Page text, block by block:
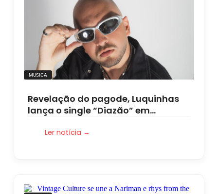
MUSICA
Revelação do pagode, Luquinhas
lança o single “Diazão” em…
Ler notícia →